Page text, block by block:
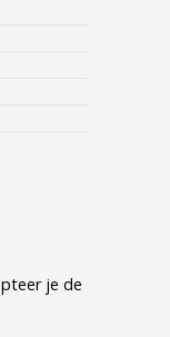
je de